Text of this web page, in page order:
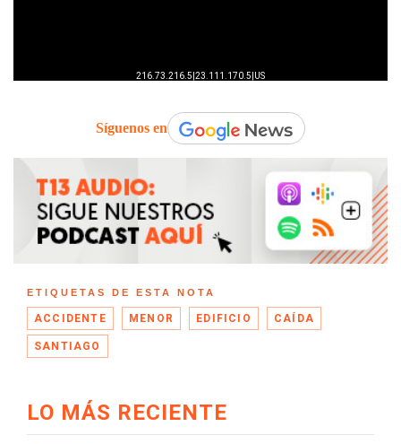
Síguenos en
ETIQUETAS DE ESTA NOTA
ACCIDENTE MENOR EDIFICIO CAÍDA
SANTIAGO
LO MÁS RECIENTE